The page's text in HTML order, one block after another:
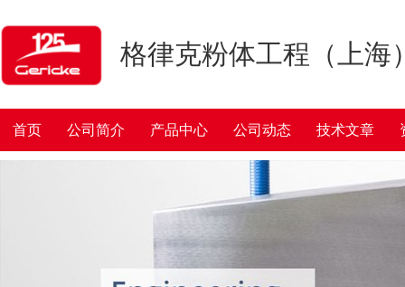
格律克粉体工程（上海
首页 公司简介 产品中心 公司动态 技术文章